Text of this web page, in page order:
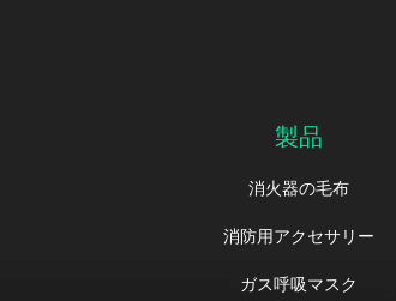
製品
消火器の毛布
消防用アクセサリー
ガス呼吸マスク